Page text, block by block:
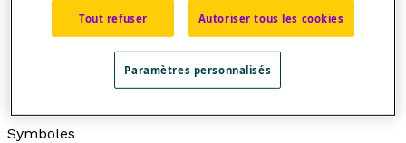
Synonyme d'entier relatif.
[latex]\mathbb{Z} = {..., -4, -3, -2, -1, 0, 1, 2, 3, 4, ...}
Symboles
Tout refuser Autoriser tous les cookies
Paramètres personnalisés